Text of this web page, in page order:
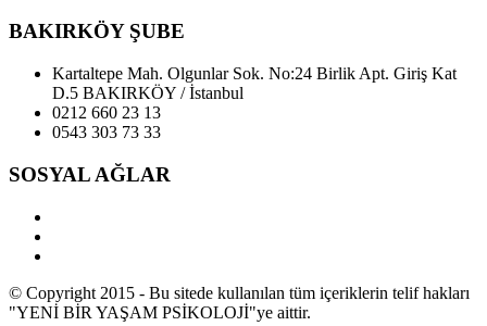
BAKIRKÖY ŞUBE
Kartaltepe Mah. Olgunlar Sok. No:24 Birlik Apt. Giriş Kat
D.5 BAKIRKÖY / İstanbul
0212 660 23 13
0543 303 73 33
SOSYAL AĞLAR
© Copyright 2015 - Bu sitede kullanılan tüm içeriklerin telif hakları
"YENİ BİR YAŞAM PSİKOLOJİ"ye aittir.